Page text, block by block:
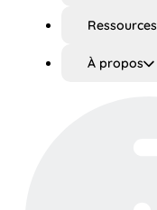
Ressources
À propos